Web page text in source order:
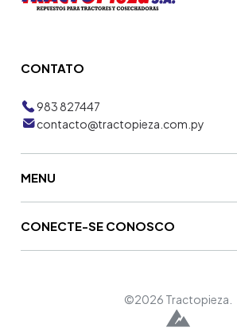
CONTATO
983 827447
contacto@tractopieza.com.py
MENU
CONECTE-SE CONOSCO
©2026 Tractopieza.